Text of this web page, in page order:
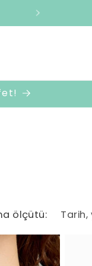
ölçütü: